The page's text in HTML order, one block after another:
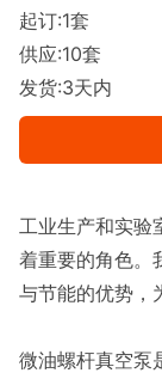
起订:1套
供应:10套
发货:3天内
工业生产和实验
着重要的角色。
与节能的优势，
微油螺杆真空泵